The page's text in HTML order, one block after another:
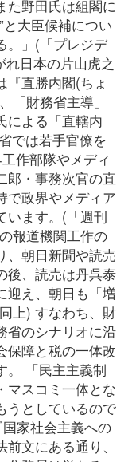
た野田氏は組閣に
大臣候補につい
。」(「プレジデ
れ日本の片山虎之
『直勝内閣(ちょ
「財務省主導」
による「直轄内
では若手官僚を
作部隊やメディ
郎・事務次官の直
で政界やメディア
います。(「週刊
報道機関工作の
、朝日新聞や読売
後、読売は丹呉泰
迎え、朝日も「増
上) すなわち、財
省のシナリオに沿
保障と税の一体改
。 「民主主義制
マスコミ一体とな
うとしているので
家社会主義への
文にある通り、